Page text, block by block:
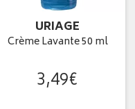
URIAGE
Crème Lavante 50 ml
3,49€